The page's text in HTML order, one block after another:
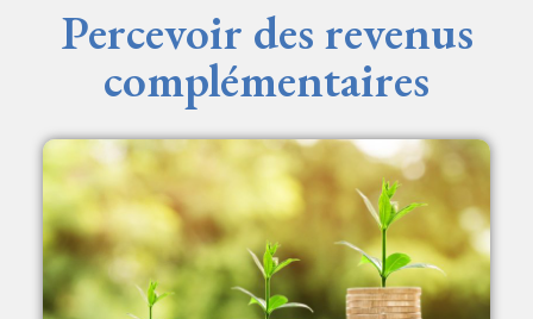
Percevoir des revenus
complémentaires